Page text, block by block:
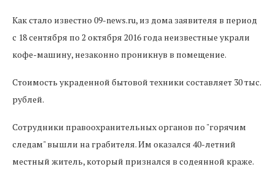
Как стало известно 09-news.ru, из дома заявителя в период
с 18 сентября по 2 октября 2016 года неизвестные украли
кофе-машину, незаконно проникнув в помещение.
Стоимость украденной бытовой техники составляет 30 тыс.
рублей.
Сотрудники правоохранительных органов по "горячим
следам" вышли на грабителя. Им оказался 40-летний
местный житель, который признался в содеянной краже.